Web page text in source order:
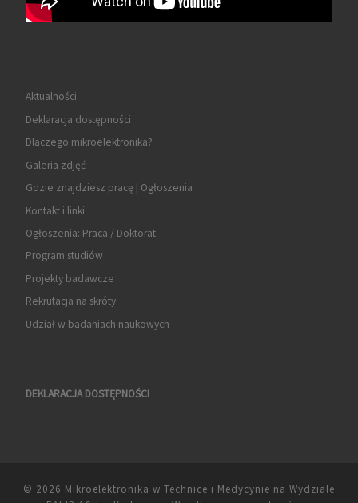
Aktualności
Deklaracja dostępności
Dlaczego mikroelektronika?
Galeria zdjęć
Gdzie znajdziesz pracę | Ogłoszenia
Kontakt i linki
Ogłoszenia: Praca / Doktorat
Program studiów
Projekty badawcze
Rekrutacja na skróty
Udział w badaniach naukowych
DEKLARACJA DOSTĘPNOŚCI
© 2026 Mikroelektronika w Technice i Medycynie na Wydziale